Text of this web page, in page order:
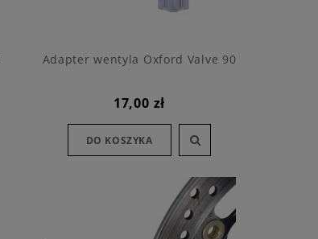
Adapter wentyla Oxford Valve 90
17,00 zł
DO KOSZYKA